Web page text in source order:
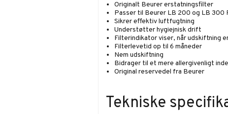
Originalt Beurer erstatningsfilter
Passer til Beurer LB 200 og LB 300
Sikrer effektiv luftfugtning
Understøtter hygiejnisk drift
Filterindikator viser, når udskiftning
Filterlevetid op til 6 måneder
Nem udskiftning
Bidrager til et mere allergivenligt
Original reservedel fra Beurer
Tekniske